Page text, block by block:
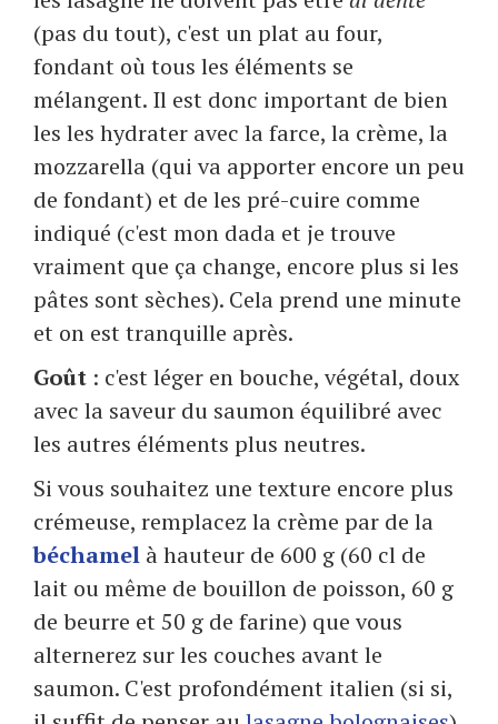
(pas du tout), c'est un plat au four,
fondant où tous les éléments se
mélangent. Il est donc important de bien
les les hydrater avec la farce, la crème, la
mozzarella (qui va apporter encore un peu
de fondant) et de les pré-cuire comme
indiqué (c'est mon dada et je trouve
vraiment que ça change, encore plus si les
pâtes sont sèches). Cela prend une minute
et on est tranquille après.
Goût : c'est léger en bouche, végétal, doux
avec la saveur du saumon équilibré avec
les autres éléments plus neutres.
Si vous souhaitez une texture encore plus
crémeuse, remplacez la crème par de la
béchamel à hauteur de 600 g (60 cl de
lait ou même de bouillon de poisson, 60 g
de beurre et 50 g de farine) que vous
alternerez sur les couches avant le
saumon. C'est profondément italien (si si,